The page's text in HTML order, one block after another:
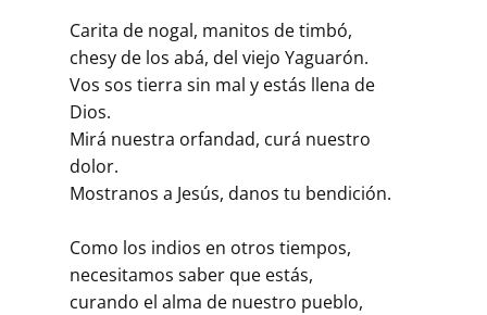
Carita de nogal, manitos de timbó,
chesy de los abá, del viejo Yaguarón.
Vos sos tierra sin mal y estás llena de
Dios.
Mirá nuestra orfandad, curá nuestro
dolor.
Mostranos a Jesús, danos tu bendición.
Como los indios en otros tiempos,
necesitamos saber que estás,
curando el alma de nuestro pueblo,